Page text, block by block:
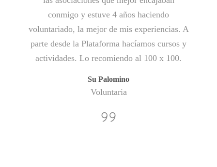
conmigo y estuve 4 años haciendo
voluntariado, la mejor de mis experiencias. A
parte desde la Plataforma hacíamos cursos y
actividades. Lo recomiendo al 100 x 100.
Su Palomino
Voluntaria